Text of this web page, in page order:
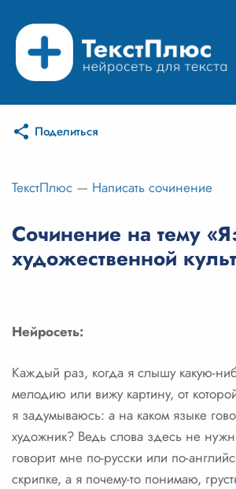
Режимы нейросети
Цены
Вход
Вход с Telegram
Поделиться
ТекстПлюс — Написать сочинение
Сочинение на тему
художественной
Нейросеть:
Каждый раз, когда я слышу какую-
мелодию или вижу картину, от
я задумываюсь: а на каком языке
художник? Ведь слова здесь не
говорит мне по-русски или по-
скрипке, а я почему-то понимаю,